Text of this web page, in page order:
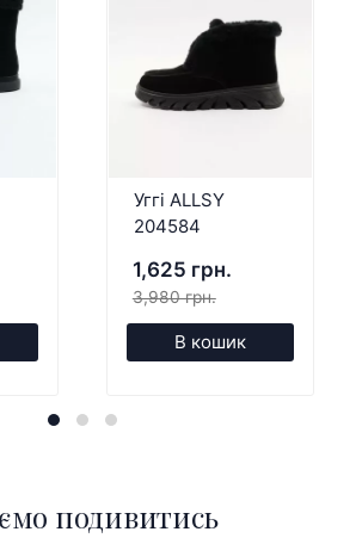
Уггі ALLSY
204584
1,625 грн.
3,980 грн.
В кошик
подивитись